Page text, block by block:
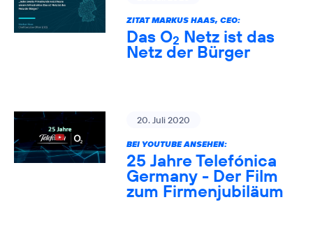
ZITAT MARKUS HAAS, CEO:
Das O2 Netz ist das
Netz der Bürger
20. Juli 2020
BEI YOUTUBE ANSEHEN:
25 Jahre Telefónica
Germany - Der Film
zum Firmenjubiläum